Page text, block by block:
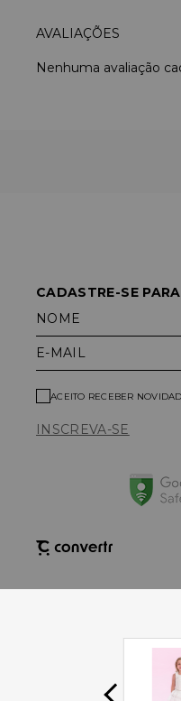
Nenhuma avaliação
CADASTRE-SE
NOME
E-MAIL
INSCREVA-SE
ACEITO RECEBER